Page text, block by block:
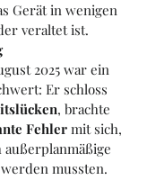
Gerät in wenigen
veraltet ist.
2025 war ein
Er schloss
, brachte
Fehler mit sich,
mussten.